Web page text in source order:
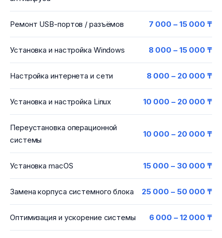
Ремонт USB-портов / разъёмов 7 000 – 15 000 ₸
Установка и настройка Windows 8 000 – 15 000 ₸
Настройка интернета и сети 8 000 – 20 000 ₸
Установка и настройка Linux 10 000 – 20 000 ₸
Переустановка операционной
системы
10 000 – 20 000 ₸
Установка macOS 15 000 – 30 000 ₸
Замена корпуса системного блока 25 000 – 50 000 ₸
Оптимизация и ускорение системы 6 000 – 12 000 ₸